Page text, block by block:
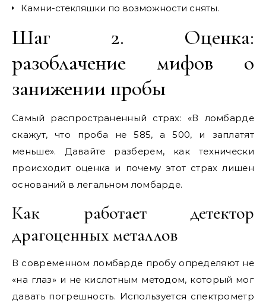
Камни-стекляшки по возможности сняты.
Шаг 2. Оценка:
разоблачение мифов о
занижении пробы
Самый распространенный страх: «В ломбарде
скажут, что проба не 585, а 500, и заплатят
меньше». Давайте разберем, как технически
происходит оценка и почему этот страх лишен
оснований в легальном ломбарде.
Как работает детектор
драгоценных металлов
В современном ломбарде пробу определяют не
«на глаз» и не кислотным методом, который мог
давать погрешность. Используется спектрометр